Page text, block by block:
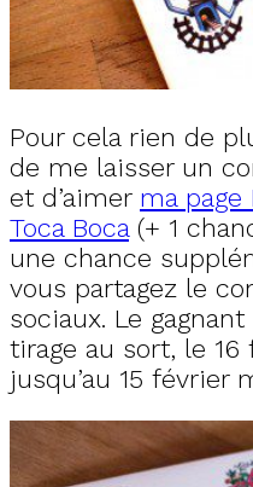
Pour cela rien de
de me laisser un
et d’aimer ma page
Toca Boca(+ 1
une chance
vous partagez le
sociaux. Le
tirage au sort, le 16
jusqu’au 15 février